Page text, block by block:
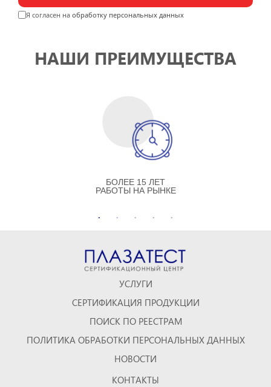
Я согласен на обработку персональных данных
НАШИ ПРЕИМУЩЕСТВА
БОЛЕЕ 15 ЛЕТ
РАБОТЫ НА РЫНКЕ
УСЛУГИ
СЕРТИФИКАЦИЯ ПРОДУКЦИИ
ПОИСК ПО РЕЕСТРАМ
ПОЛИТИКА ОБРАБОТКИ ПЕРСОНАЛЬНЫХ ДАННЫХ
НОВОСТИ
КОНТАКТЫ